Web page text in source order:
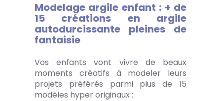
Modelage argile enfant : + de
15 créations en argile
autodurcissante pleines de
fantaisie
Vos enfants vont vivre de beaux
moments créatifs à modeler leurs
projets préférés parmi plus de 15
modèles hyper originaux :